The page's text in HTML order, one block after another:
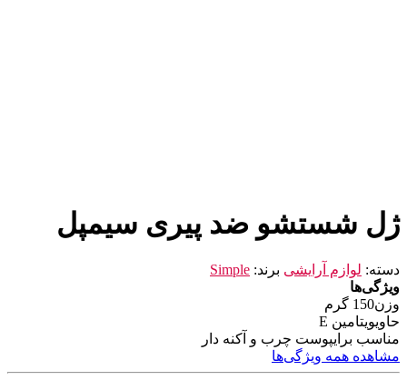
ژل شستشو ضد پیری سیمپل
دسته: لوازم آرایشی برند: Simple
ویژگی‌ها
وزن150 گرم
حاویویتامین E
مناسب برایپوست چرب و آکنه دار
مشاهده همه ویژگی‌ها